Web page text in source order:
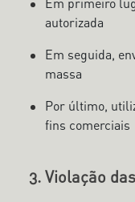
Em primeiro
autorizada
Em seguida,
massa
Por último,
fins comerciais
3. Violação